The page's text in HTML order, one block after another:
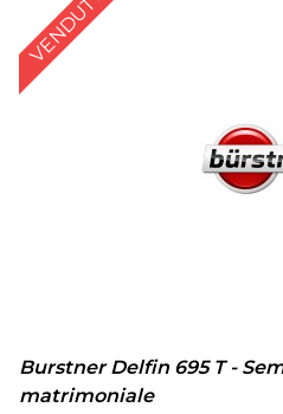
VENDUTO
Burstner Delfin 695 T -
matrimoniale